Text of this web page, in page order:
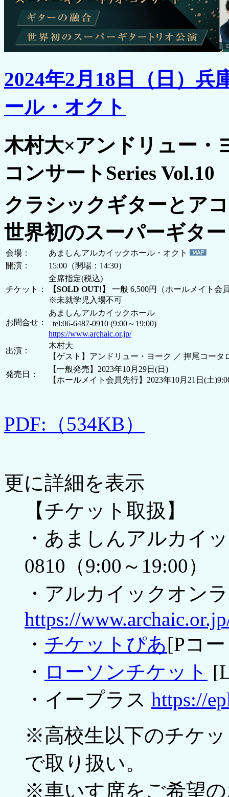
2024年2月18日（日）
ール・オクト
木村大×アンドリュー・
コンサートSeries Vol.10
クラシックギターとア
世界初のスーパーギタ
会場：
あましんアルカイックホール・オクト
開演：
15:00（開場：14:30）
チケット：
全席指定(税込)
【SOLD OUT!】
一般 6,500円（ホールメイト会
※未就学児入場不可
お問合せ：
あましんアルカイックホール
tel:06-6487-0910 (9:00～19:00)
https://www.archaic.or.jp/
出演：
木村大
【ゲスト】アンドリュー・ヨーク ／ 押尾コータ
発売日：
【一般発売】2023年10月29日(日)
【ホールメイト会員先行】2023年10月21日(土
PDF:（534KB）
更に詳細を表示
【チケット取扱】
・あましんアルカイ
0810（9:00～19:00）
・アルカイックオン
https://
・ チケットぴあ[Pコ
・ ローソンチケット
・イープラス https://
※高校生以下のチケ
で取り扱い。
※車いす席をご希望